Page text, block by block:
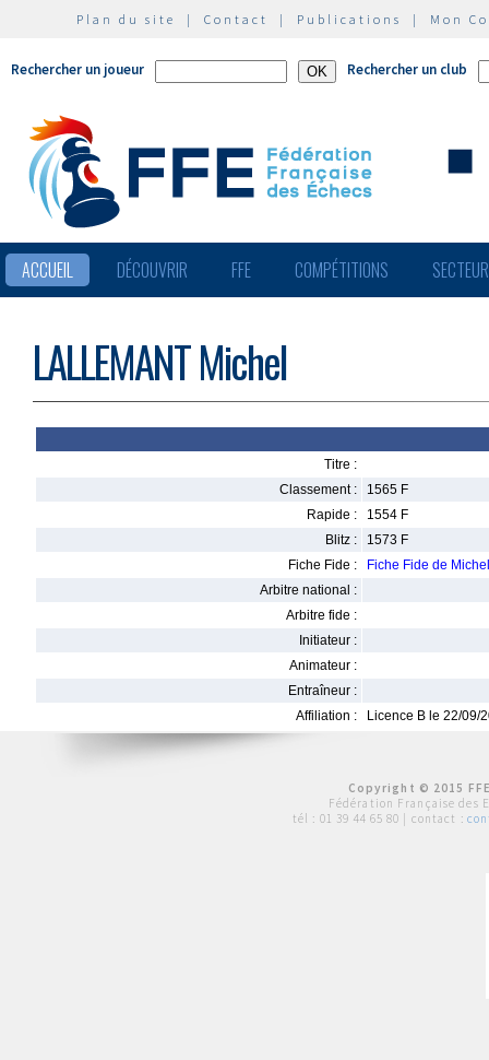
Plan du site | Contact | Publications | Mon
Rechercher un joueur Rechercher un club
ACCUEIL DÉCOUVRIR FFE COMPÉTITIONS
LALLEMANT Michel
Titre :
Classement :
1565 F
Rapide :
1554 F
Blitz :
1573 F
Fiche Fide :
Fiche Fide de
Arbitre national :
Arbitre fide :
Initiateur :
Animateur :
Entraîneur :
Affiliation :
Licence B le 22/09/
Copyright © 2015
Fédération Française des
tél : 01 39 44 65 80 | contact :